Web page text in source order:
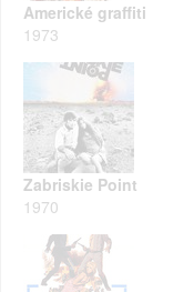
Americké graffiti
1973
Zabriskie Point
1970